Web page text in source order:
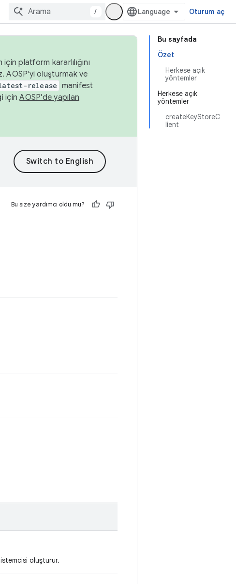
/ Oturum aç
Bu sayfada
Özet
Herkese açık
yöntemler
Herkese açık
yöntemler
createKeyStoreC
lient
platform kararlılığını
AOSP'yi oluşturmak ve
release manifest
içinAOSP'de yapılan
Bu size yardımcı oldu mu?
oluşturur.